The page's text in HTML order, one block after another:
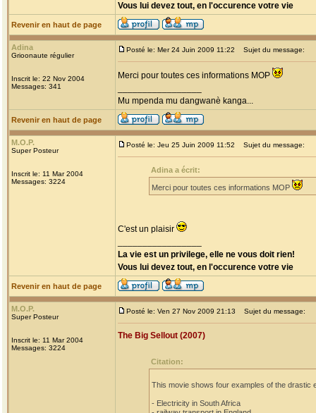
Vous lui devez tout, en l'occurence votre vie
Revenir en haut de page
Adina
Grioonaute régulier
Inscrit le: 22 Nov 2004
Messages: 341
Posté le: Mer 24 Juin 2009 11:22 Sujet du message:
Merci pour toutes ces informations MOP
Mu mpenda mu dangwanè kanga...
Revenir en haut de page
M.O.P.
Super Posteur
Inscrit le: 11 Mar 2004
Messages: 3224
Posté le: Jeu 25 Juin 2009 11:52 Sujet du message:
Adina a écrit:
Merci pour toutes ces informations MOP
C'est un plaisir
La vie est un privilege, elle ne vous doit rien!
Vous lui devez tout, en l'occurence votre vie
Revenir en haut de page
M.O.P.
Super Posteur
Inscrit le: 11 Mar 2004
Messages: 3224
Posté le: Ven 27 Nov 2009 21:13 Sujet du message:
The Big Sellout (2007)
Citation:
This movie shows four examples of the drastic
- Electricity in South Africa